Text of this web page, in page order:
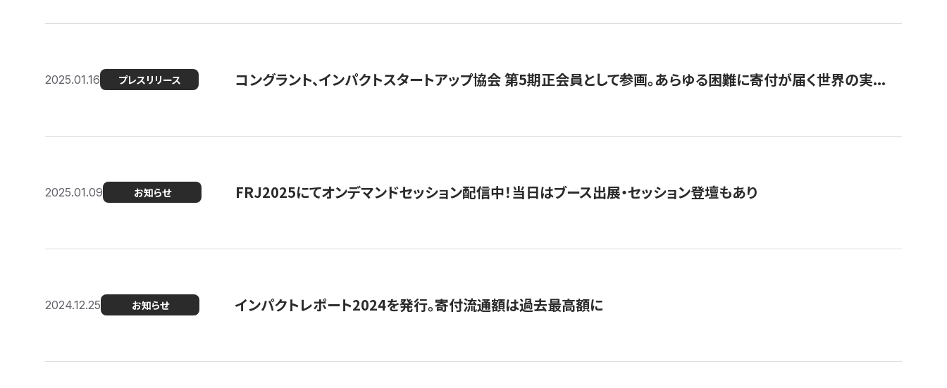
2025.01.16 プレスリリース コングラント、インパクトスタートアップ協会 第5期正会員として参画。あらゆる困難に寄付が届く世界の実...
2025.01.09 お知らせ FRJ2025にてオンデマンドセッション配信中！当日はブース出展・セッション登壇もあり
2024.12.25 お知らせ インパクトレポート2024を発行。寄付流通額は過去最高額に